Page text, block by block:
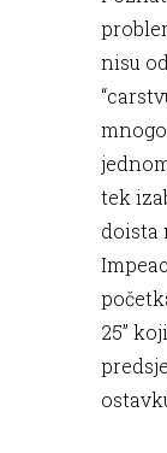
nisu
tek
doista
25”